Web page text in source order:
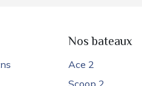
Nos bateaux
Ace 2
Scoop 2